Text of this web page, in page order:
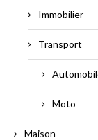
Immobilier
Transport
Moto
Maison